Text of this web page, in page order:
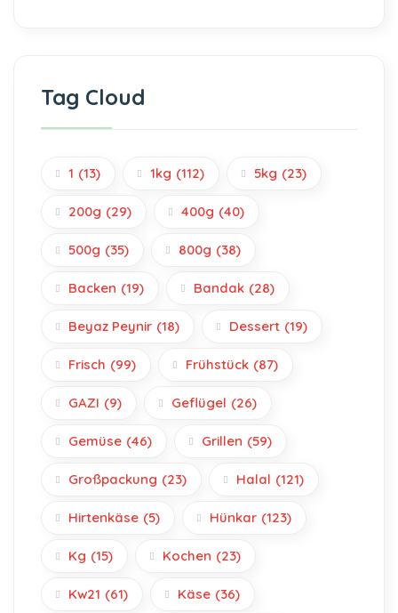
Tag Cloud
1 (13) 1kg (112) 5kg (23)
200g (29) 400g (40)
500g (35) 800g (38)
Backen (19) Bandak (28)
Beyaz Peynir (18) Dessert (19)
Frisch (99) Frühstück (87)
GAZI (9) Geflügel (26)
Gemüse (46) Grillen (59)
Großpackung (23) Halal (121)
Hirtenkäse (5) Hünkar (123)
Kg (15) Kochen (23)
Kw21 (61) Käse (36)